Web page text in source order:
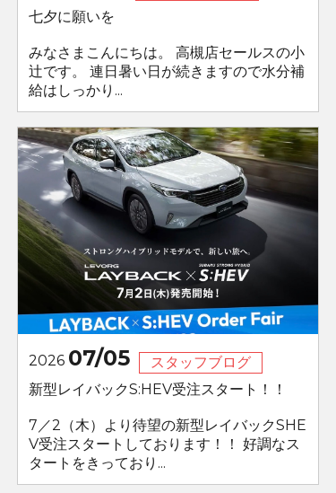
七夕に願いを
みなさまこんにちは。 高槻店セールスの小
辻です。 連日暑い日が続きますので水分補
給はしっかり...
2026 07/05
スタッフブログ
新型レイバックS:HEV受注スタート！！
7／2（木）より待望の新型レイバックSHE
V受注スタートしております！！ 好調なス
タートをきっており...